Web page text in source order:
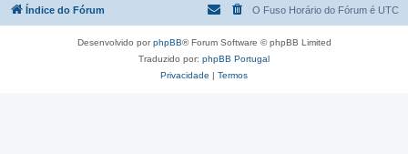
Índice do Fórum O Fuso Horário do Fórum é UTC
Desenvolvido porphpBB® Forum Software © phpBB Limited
Traduzido por: phpBB Portugal
Privacidade | Termos